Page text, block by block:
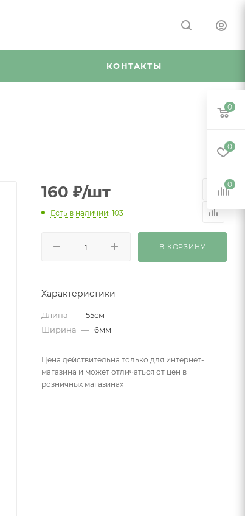
КОНТАКТЫ
160 ₽/шт
Есть в наличии: 103
В КОРЗИНУ
Характеристики
Длина — 55см
Ширина — 6мм
Цена действительна только для интернет-
магазина и может отличаться от цен в
розничных магазинах
0
0
0